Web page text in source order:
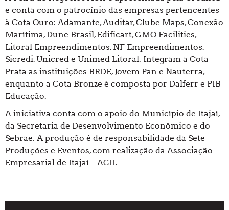
e conta com o patrocínio das empresas pertencentes
à Cota Ouro: Adamante, Auditar, Clube Maps, Conexão
Marítima, Dune Brasil, Edificart, GMO Facilities,
Litoral Empreendimentos, NF Empreendimentos,
Sicredi, Unicred e Unimed Litoral. Integram a Cota
Prata as instituições BRDE, Jovem Pan e Nauterra,
enquanto a Cota Bronze é composta por Dalferr e PIB
Educação.
A iniciativa conta com o apoio do Município de Itajaí,
da Secretaria de Desenvolvimento Econômico e do
Sebrae. A produção é de responsabilidade da Sete
Produções e Eventos, com realização da Associação
Empresarial de Itajaí – ACII.